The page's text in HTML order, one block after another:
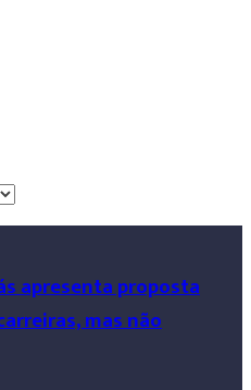
apresenta proposta
mas não